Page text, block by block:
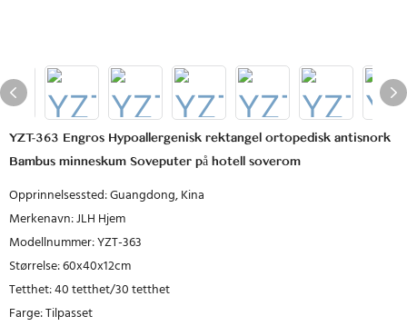
YZT-363 Engros Hypoallergenisk rektangel ortopedisk antisnork
Bambus minneskum Soveputer på hotell soverom
Opprinnelsessted: Guangdong, Kina
Merkenavn: JLH Hjem
Modellnummer: YZT-363
Størrelse: 60x40x12cm
Tetthet: 40 tetthet/30 tetthet
Farge: Tilpasset